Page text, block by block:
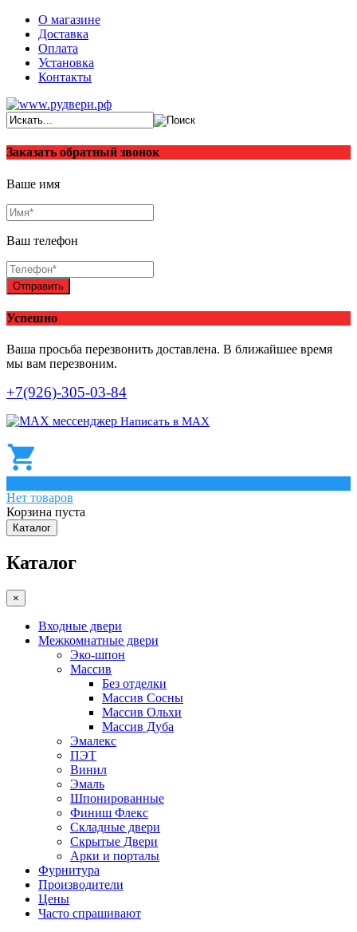
О магазине
Доставка
Оплата
Установка
Контакты
Заказать обратный звонок
Ваше имя
Ваш телефон
Отправить
Успешно
Ваша просьба перезвонить доставлена. В ближайшее время
мы вам перезвоним.
+7(926)-305-03-84
Написать в МАХ
Нет товаров
Корзина пуста
Каталог
Каталог
×
Входные двери
Межкомнатные двери
Эко-шпон
Массив
Без отделки
Массив Сосны
Массив Ольхи
Массив Дуба
Эмалекс
ПЭТ
Винил
Эмаль
Шпонированные
Финиш Флекс
Складные двери
Скрытые Двери
Арки и порталы
Фурнитура
Производители
Цены
Часто спрашивают